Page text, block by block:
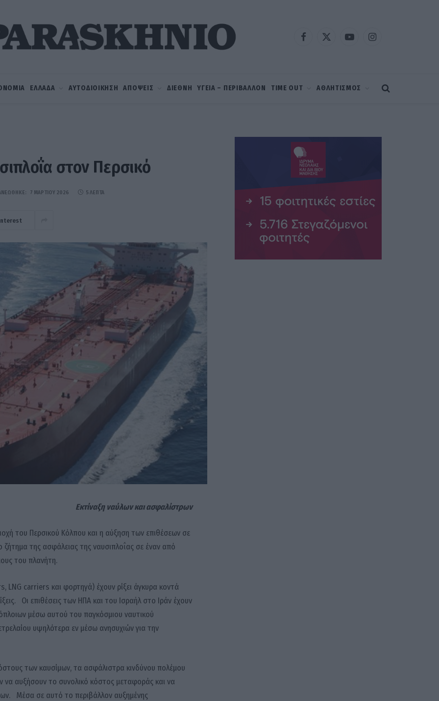
Facebook
X
YouTubeInstagram
ΕΛΛΑΔΑ ΑΥΤΟΔΙΟΙΚΗΣΗ ΑΠΟΨΕΙΣ ΔΙΕΘΝΗ ΥΓΕΙΑ – ΠΕΡΙΒΑΛΛΟΝ TIME OUT ΑΘΛΗΤΙΣΜΟΣ
στον Περσικό
7 ΜΑΡΤΊΟΥ 2026 5 ΛΕΠΤΆ
Εκτίναξη ναύλων και ασφαλίστρων
του Περσικού Κόλπου και η αύξηση των επιθέσεων σε
ζήτημα της ασφάλειας της ναυσιπλοΐας σε έναν από
του πλανήτη.
LNG carriers και φορτηγά) έχουν ρίξει άγκυρα κοντά
Οι επιθέσεις των ΗΠΑ και του Ισραήλ στο Ιράν έχουν
μέσω αυτού του παγκόσμιου ναυτικού
υψηλότερα εν μέσω ανησυχιών για την
των καυσίμων, τα ασφάλιστρα κινδύνου πολέμου
να αυξήσουν το συνολικό κόστος μεταφοράς και να
Μέσα σε αυτό το περιβάλλον αυξημένης